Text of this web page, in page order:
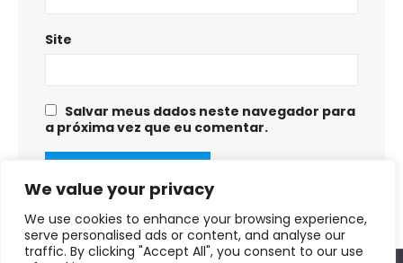
We value your privacy
We use cookies to enhance your browsing experience,
serve personalised ads or content, and analyse our
traffic. By clicking "Accept All", you consent to our use
Site
Salvar meus dados neste navegador para
a próxima vez que eu comentar.